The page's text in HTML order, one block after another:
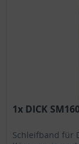
1x DICK
Schleifband für